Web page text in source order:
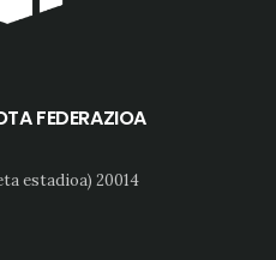
FEDERAZIOA
estadioa) 20014